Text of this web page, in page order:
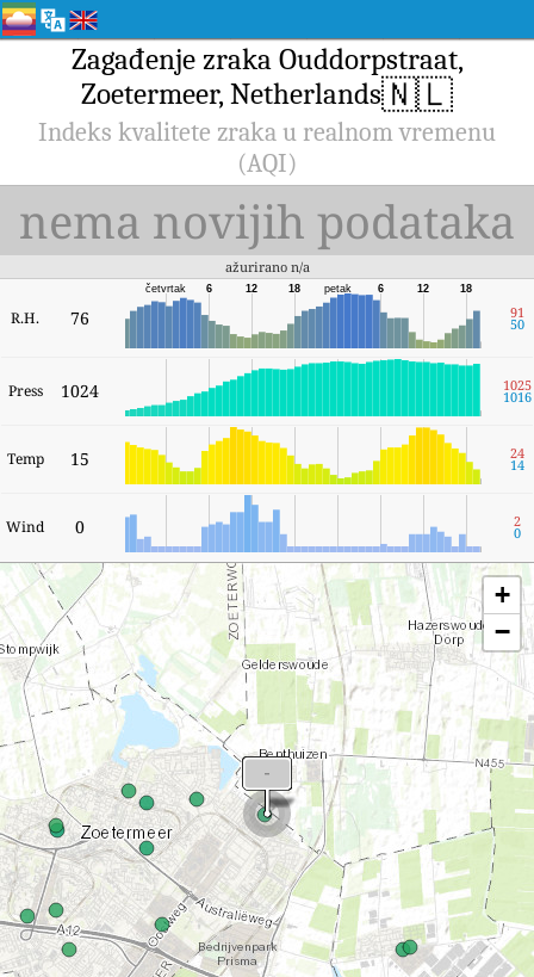
Zagađenje zraka Ouddorpstraat,
Zoetermeer, Netherlands🇳🇱
Indeks kvalitete zraka u realnom vremenu
(AQI)
nema novijih podataka
ažurirano n/a
R.H. 76
18
12
6
petak
18
12
6
četvrtak
91
50
Press 1024 1025
1016
Temp 15 24
14
Wind 0 2
0
+
−